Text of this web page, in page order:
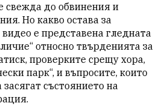
свежда до обвинения и
Но какво остава за
е представена гледната
относно твърденията за
проверките срещу хора,
парк“, и въпросите, които
състоянието на